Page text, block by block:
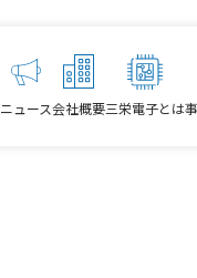
ニュース会社概要三栄電子とは